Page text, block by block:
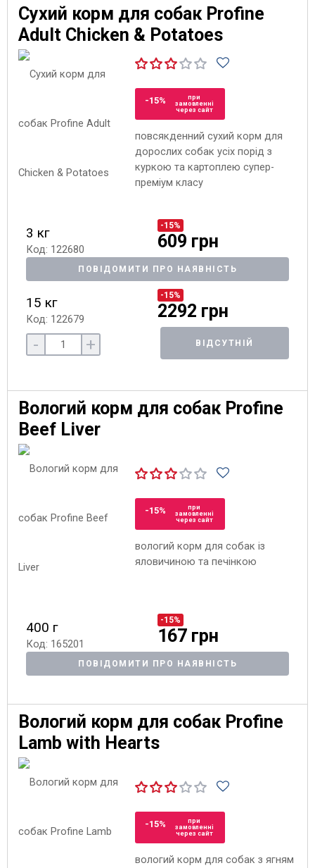
Сухий корм для собак Profine
Adult Chicken & Potatoes
-15%
при
замовленні
через сайт
повсякденний сухий корм для
дорослих собак усіх порід з
куркою та картоплею супер-
преміум класу
3 кг
Код: 122680
-15%
609 грн
ПОВІДОМИТИ ПРО НАЯВНІСТЬ
15 кг
Код: 122679
-15%
2292 грн
- + ВІДСУТНІЙ
Вологий корм для собак Profine
Beef Liver
-15%
при
замовленні
через сайт
вологий корм для собак із
яловичиною та печінкою
400 г
Код: 165201
-15%
167 грн
ПОВІДОМИТИ ПРО НАЯВНІСТЬ
Вологий корм для собак Profine
Lamb with Hearts
-15%
при
замовленні
через сайт
вологий корм для собак з ягням